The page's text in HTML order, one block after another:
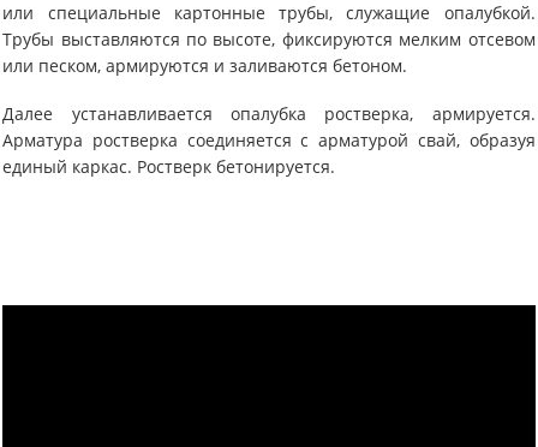
или специальные картонные трубы, служащие опалубкой.
Трубы выставляются по высоте, фиксируются мелким отсевом
или песком, армируются и заливаются бетоном.
Далее устанавливается опалубка ростверка, армируется.
Арматура ростверка соединяется с арматурой свай, образуя
единый каркас. Ростверк бетонируется.